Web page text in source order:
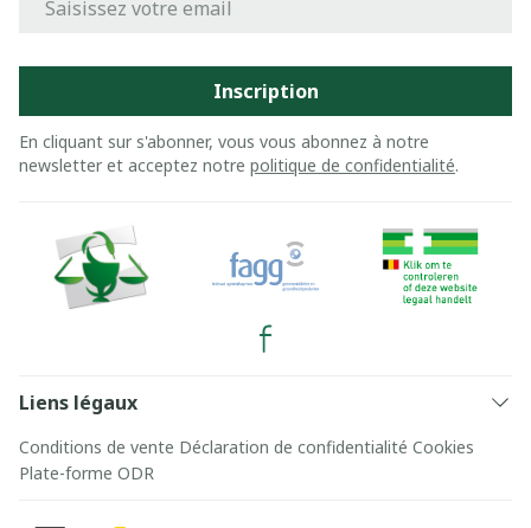
Inscription
En cliquant sur s'abonner, vous vous abonnez à notre
newsletter et acceptez notre politique de confidentialité.
Liens légaux
Conditions de vente Déclaration de confidentialité Cookies
Plate-forme ODR